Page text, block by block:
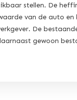
stellen. De
van de auto
De
gewoon